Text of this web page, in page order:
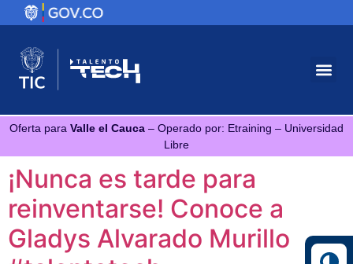
Oferta para Valle el Cauca – Operado por: Etraining – Universidad
Libre
¡Nunca es tarde para
reinventarse! Conoce a
Gladys Alvarado Murillo